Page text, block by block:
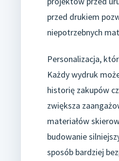
przed drukiem
niepotrzebnych
Personalizacja,
Każdy wydruk
historię zakupów
zwiększa
materiałów
budowanie
sposób bardziej